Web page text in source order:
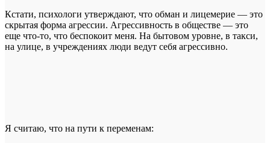
Кстати, психологи утверждают, что обман и лицемерие — это
скрытая форма агрессии. Агрессивность в обществе — это
еще что-то, что беспокоит меня. На бытовом уровне, в такси,
на улице, в учреждениях люди ведут себя агрессивно.
Я считаю, что на пути к переменам: